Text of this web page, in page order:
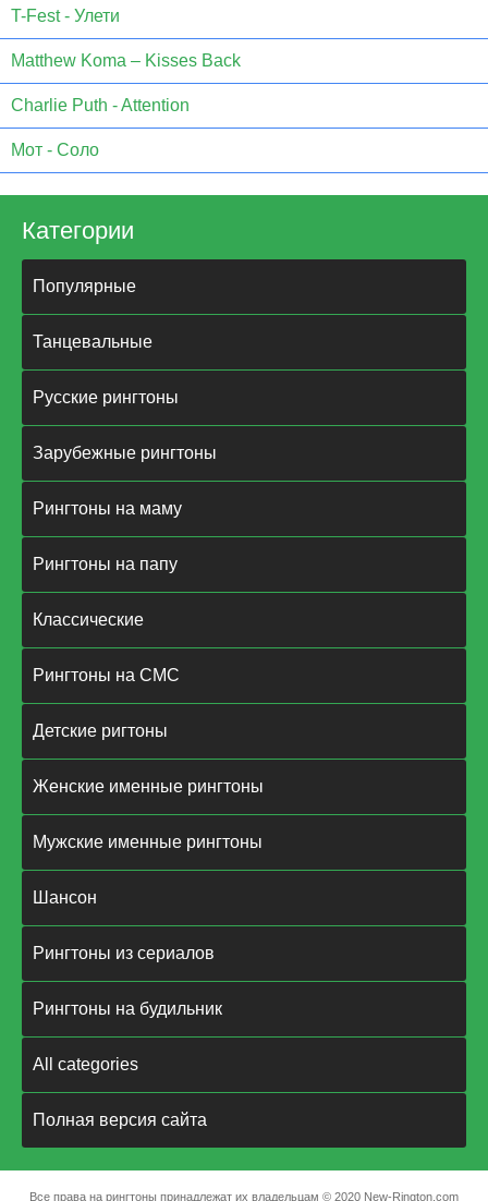
T-Fest - Улети
Matthew Koma – Kisses Back
Charlie Puth - Attention
Мот - Соло
Категории
Популярные
Танцевальные
Русские рингтоны
Зарубежные рингтоны
Рингтоны на маму
Рингтоны на папу
Классические
Рингтоны на СМС
Детские ригтоны
Женские именные рингтоны
Мужские именные рингтоны
Шансон
Рингтоны из сериалов
Рингтоны на будильник
All categories
Полная версия сайта
Все права на рингтоны принадлежат их владельцам © 2020 New-Rington.com